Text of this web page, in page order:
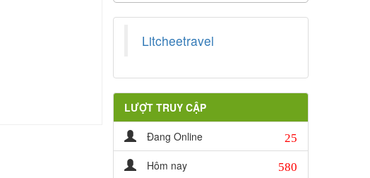
Litcheetravel
LƯỢT TRUY CẬP
Đang Online 25
Hôm nay 580